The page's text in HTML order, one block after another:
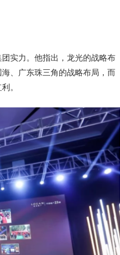
实力。他指出，龙光的战略布
、广东珠三角的战略布局，而
。